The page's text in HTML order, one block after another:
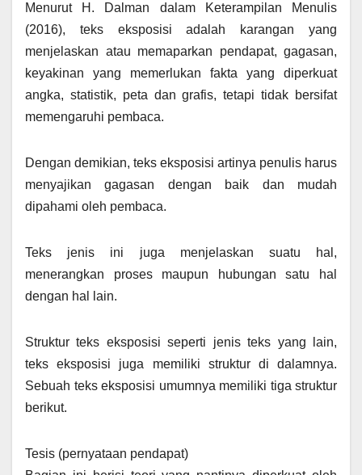
Menurut H. Dalman dalam Keterampilan Menulis
(2016), teks eksposisi adalah karangan yang
menjelaskan atau memaparkan pendapat, gagasan,
keyakinan yang memerlukan fakta yang diperkuat
angka, statistik, peta dan grafis, tetapi tidak bersifat
memengaruhi pembaca.
Dengan demikian, teks eksposisi artinya penulis harus
menyajikan gagasan dengan baik dan mudah
dipahami oleh pembaca.
Teks jenis ini juga menjelaskan suatu hal,
menerangkan proses maupun hubungan satu hal
dengan hal lain.
Struktur teks eksposisi seperti jenis teks yang lain,
teks eksposisi juga memiliki struktur di dalamnya.
Sebuah teks eksposisi umumnya memiliki tiga struktur
berikut.
Tesis (pernyataan pendapat)